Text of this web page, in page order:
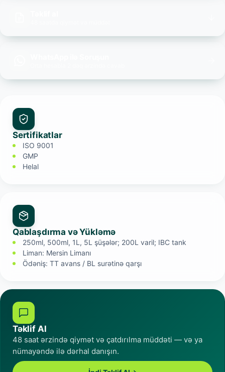
Sertifikatlar
ISO 9001
GMP
Helal
Qablaşdırma və Yükləmə
250ml, 500ml, 1L, 5L şüşələr; 200L varil; IBC tank
Liman: Mersin Limanı
Ödəniş: TT avans / BL surətinə qarşı
Təklif Al
48 saat ərzində qiymət və çatdırılma müddəti — və ya
nümayəndə ilə dərhal danışın.